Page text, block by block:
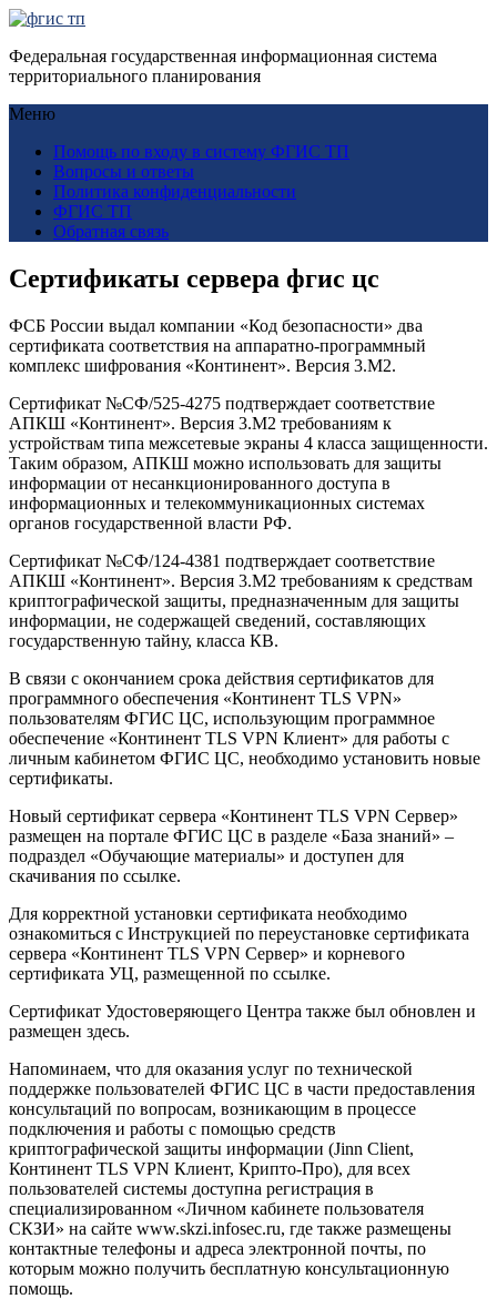
Федеральная государственная информационная система
территориального планирования
Меню
Помощь по входу в систему ФГИС ТП
Вопросы и ответы
Политика конфиденциальности
ФГИС ТП
Обратная связь
Сертификаты сервера фгис цс
ФСБ России выдал компании «Код безопасности» два
сертификата соответствия на аппаратно-программный
комплекс шифрования «Континент». Версия 3.М2.
Сертификат №СФ/525-4275 подтверждает соответствие
АПКШ «Континент». Версия 3.М2 требованиям к
устройствам типа межсетевые экраны 4 класса защищенности.
Таким образом, АПКШ можно использовать для защиты
информации от несанкционированного доступа в
информационных и телекоммуникационных системах
органов государственной власти РФ.
Сертификат №СФ/124-4381 подтверждает соответствие
АПКШ «Континент». Версия 3.М2 требованиям к средствам
криптографической защиты, предназначенным для защиты
информации, не содержащей сведений, составляющих
государственную тайну, класса КВ.
В связи с окончанием срока действия сертификатов для
программного обеспечения «Континент TLS VPN»
пользователям ФГИС ЦС, использующим программное
обеспечение «Континент TLS VPN Клиент» для работы с
личным кабинетом ФГИС ЦС, необходимо установить новые
сертификаты.
Новый сертификат сервера «Континент TLS VPN Сервер»
размещен на портале ФГИС ЦС в разделе «База знаний» –
подраздел «Обучающие материалы» и доступен для
скачивания по ссылке.
Для корректной установки сертификата необходимо
ознакомиться с Инструкцией по переустановке сертификата
сервера «Континент TLS VPN Сервер» и корневого
сертификата УЦ, размещенной по ссылке.
Сертификат Удостоверяющего Центра также был обновлен и
размещен здесь.
Напоминаем, что для оказания услуг по технической
поддержке пользователей ФГИС ЦС в части предоставления
консультаций по вопросам, возникающим в процессе
подключения и работы с помощью средств
криптографической защиты информации (Jinn Client,
Континент TLS VPN Клиент, Крипто-Про), для всех
пользователей системы доступна регистрация в
специализированном «Личном кабинете пользователя
СКЗИ» на сайте www.skzi.infosec.ru, где также размещены
контактные телефоны и адреса электронной почты, по
которым можно получить бесплатную консультационную
помощь.